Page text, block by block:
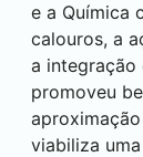
e a Química
calouros, a
a integração
promoveu
viabiliza